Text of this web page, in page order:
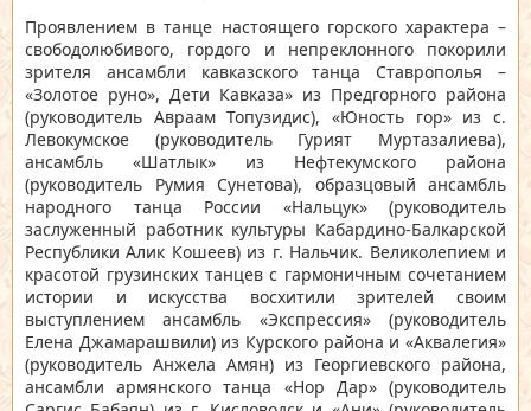
Проявлением в танце настоящего горского характера –
свободолюбивого, гордого и непреклонного покорили
зрителя ансамбли кавказского танца Ставрополья –
«Золотое руно», Дети Кавказа» из Предгорного района
(руководитель Авраам Топузидис), «Юность гор» из с.
Левокумское (руководитель Гурият Муртазалиева),
ансамбль «Шатлык» из Нефтекумского района
(руководитель Румия Сунетова), образцовый ансамбль
народного танца России «Нальцук» (руководитель
заслуженный работник культуры Кабардино-Балкарской
Республики Алик Кошеев) из г. Нальчик. Великолепием и
красотой грузинских танцев с гармоничным сочетанием
истории и искусства восхитили зрителей своим
выступлением ансамбль «Экспрессия» (руководитель
Елена Джамарашвили) из Курского района и «Аквалегия»
(руководитель Анжела Амян) из Георгиевского района,
ансамбли армянского танца «Нор Дар» (руководитель